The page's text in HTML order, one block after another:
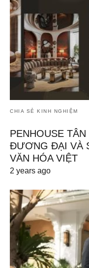
CHIA SẺ KINH NGHIỆM
PENHOUSE
ĐƯƠNG ĐẠI VÀ
VĂN HÓA VIỆT
2 years ago